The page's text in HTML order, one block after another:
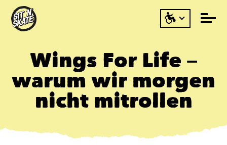
Wings For Life –
warum wir morgen
nicht mitrollen